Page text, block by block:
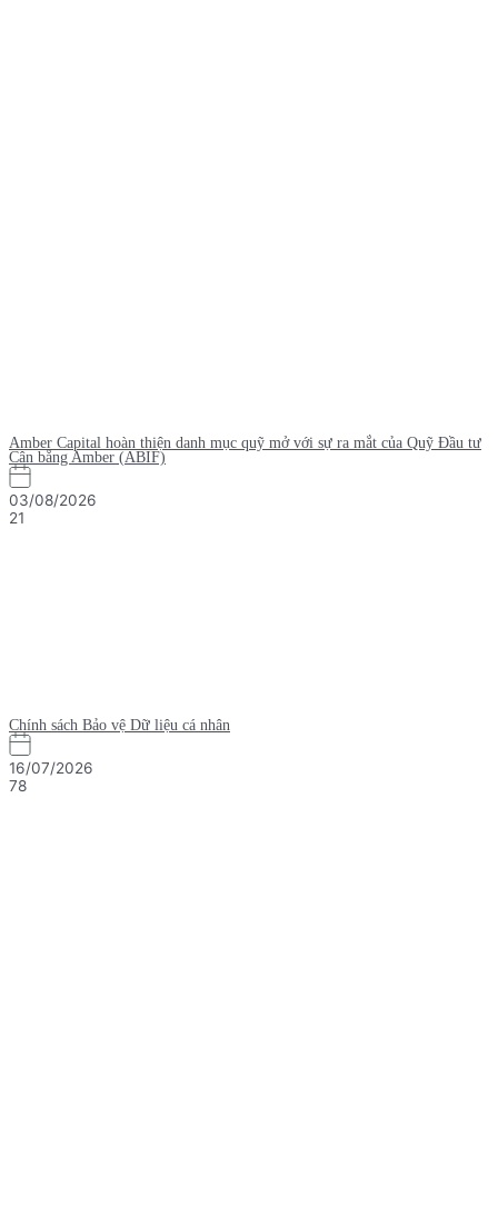
Amber Capital hoàn thiện danh mục quỹ mở với sự ra mắt của Quỹ Đầu tư
Cân bằng Amber (ABIF)
03/08/2026
21
Chính sách Bảo vệ Dữ liệu cá nhân
16/07/2026
78